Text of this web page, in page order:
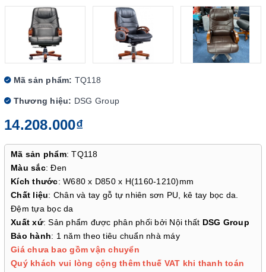
Mã sản phẩm: TQ118
Thương hiệu: DSG Group
14.208.000₫
Mã sản phẩm: TQ118
Màu sắc: Đen
Kích thước: W680 x D850 x H(1160-1210)mm
Chất liệu: Chân và tay gỗ tự nhiên sơn PU, kê tay bọc da.
Đệm tựa bọc da
Xuất xứ: Sản phẩm được phân phối bởi Nội thất DSG Group
Bảo hành: 1 năm theo tiêu chuẩn nhà máy
Giá chưa bao gồm vận chuyển
Quý khách vui lòng cộng thêm thuế VAT khi thanh toán